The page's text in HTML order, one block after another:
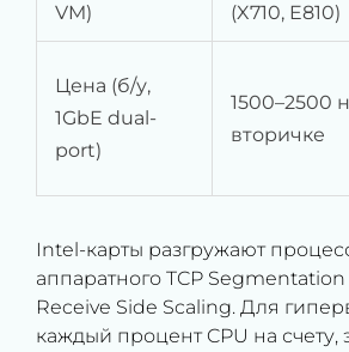
VM)
(X710, E810)
Цена (б/у,
1GbE dual-
port)
1500–2500
вторичке
Intel-карты разгружают
аппаратного TCP
Receive Side Scaling. Для
каждый процент CPU на счету,